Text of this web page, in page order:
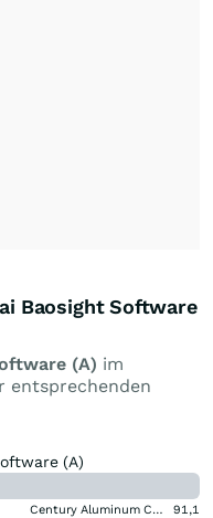
Baosight Software
(A) im
entsprechenden
(A)
Century Aluminum Company 91,1